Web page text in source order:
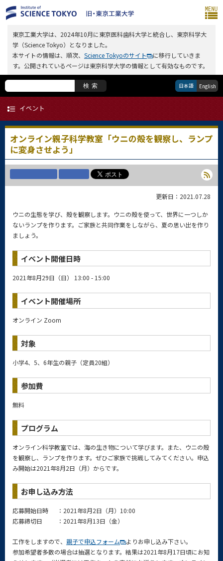
東京工業大学は、2024年10月に東京医科歯科大学と統合し、東京科学大
学（Science Tokyo）となりました。
本サイトの情報は、順次、 Science Tokyoのサイト
に移行していきま
す。公開されているページは東京科学大学の情報として有効なものです。
検索 日本語 English
オンライン親子科学教室「ウニの殻を観察し、ランプ
に変身させよう」
更新日：2021.07.28
ウニの生態を学び、殻を観察します。ウニの殻を使って、世界に一つしか
ないランプを作ります。ご家族と共同作業をしながら、夏の思い出を作り
ましょう。
イベント開催日時
2021年8月29日（日） 13:00 - 15:00
イベント開催場所
オンライン Zoom
対象
小学4、5、6年生の親子（定員20組）
参加費
無料
プログラム
オンライン科学教室では、海の生き物について学びます。また、ウニの殻
を観察し、ランプを作ります。ぜひご家族で挑戦してみてください。申込
み開始は2021年8月2日（月）からです。
お申し込み方法
応募開始日時
：2021年8月2日（月）10:00
応募締切日
：2021年8月13日（金）
工作をしますので、 親子で申込フォーム
よりお申し込み下さい。
参加希望者多数の場合は抽選となります。結果は2021年8月17日頃にお知